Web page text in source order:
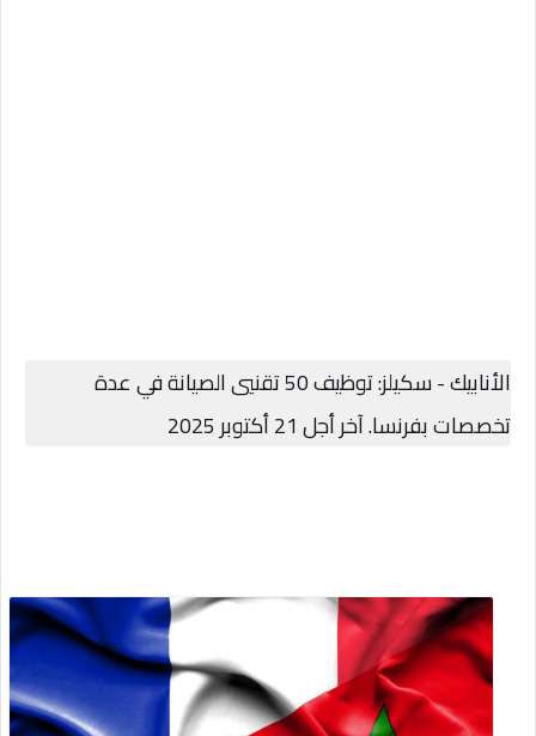
الأنابيك - سكيلز: توظيف 50 تقنيي الصيانة في عدة
تخصصات بفرنسا. آخر أجل 21 أكتوبر 2025